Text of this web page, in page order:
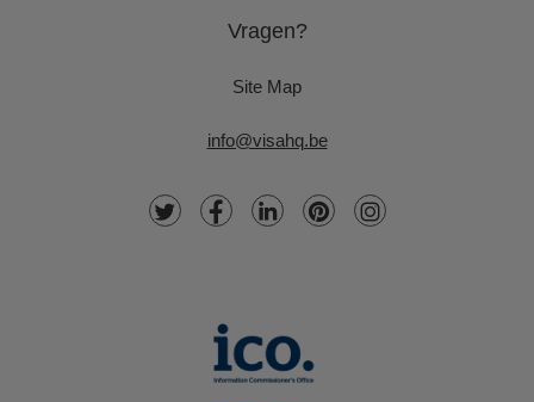
Vragen?
Site Map
info@visahq.be